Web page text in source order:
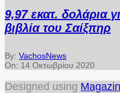
9,97 εκατ. δολάρια
βιβλία του Σαίξπηρ
By: VachosNews
On: 14 Οκτωβρίου 2020
Designed using